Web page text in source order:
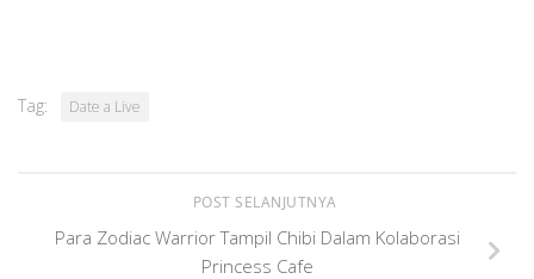
Tag: Date a Live
POST SELANJUTNYA
Para Zodiac Warrior Tampil Chibi Dalam Kolaborasi
Princess Cafe